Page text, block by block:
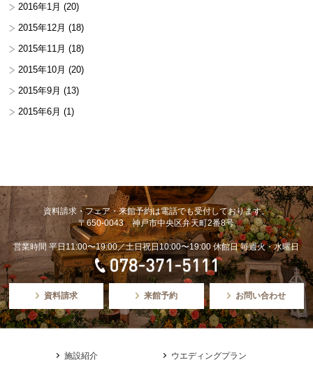
2016年1月 (20)
2015年12月 (18)
2015年11月 (18)
2015年10月 (20)
2015年9月 (13)
2015年6月 (1)
資料請求・フェア・来館予約は電話でも受付しております。
〒650-0043 神戸市中央区弁天町2番8号
営業時間 平日11:00〜19:00／土日祝日10:00〜19:00 休館日 毎週火・水曜日
資料請求 来館予約 お問い合わせ
施設紹介 ウエディングプラン